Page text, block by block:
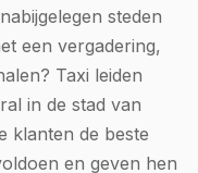
steden
een vergadering,
Taxi leiden
in de stad van
klanten de beste
en geven hen